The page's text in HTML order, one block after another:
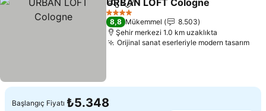
PaylaşFavorilerime ekle
URBAN LOFT Cologne
4 Yıldız
8,8 Mükemmel
8.503
Şehir merkezi 1.0 km uzaklıkta
Orijinal sanat eserleriyle modern tasarım
Başlangıç Fiyatı ₺5.348